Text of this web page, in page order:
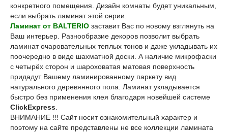
конкретного помещения. Дизайн комнаты будет уникальным,
если выбрать ламинат этой серии.
Ламинат от BALTERIO заставит Вас по новому взглянуть на
Ваш интерьер. Разнообразие декоров позволит выбрать
ламинат очаровательных теплых тонов и даже укладывать их
поочередно в виде шахматной доски. А наличие микрофаски
с четырёх сторон и шароховатая матовая поверхность
придадут Вашему ламинированному паркету вид
натурального деревянного пола. Ламинат укладывается
быстро без применения клея благодаря новейшей системе
ClickЕхpress
ВНИМАНИЕ !!! Сайт носит ознакомительный характер и
поэтому на сайте представлены не все коллекции ламината